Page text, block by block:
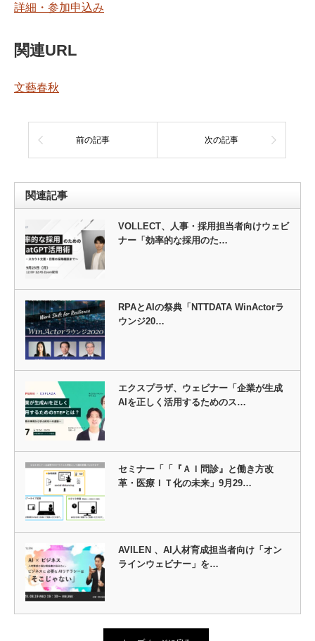
詳細・参加申込み
関連URL
文藝春秋
前の記事 次の記事
関連記事
VOLLECT、人事・採用担当者向けウェビ
ナー「効率的な採用のた…
RPAとAIの祭典「NTTDATA WinActorラ
ウンジ20…
エクスプラザ、ウェビナー「企業が生成
AIを正しく活用するためのス…
セミナー「「『ＡＩ問診』と働き方改
革・医療ＩＴ化の未来」9月29…
AVILEN 、AI人材育成担当者向け「オン
ラインウェビナー」を…